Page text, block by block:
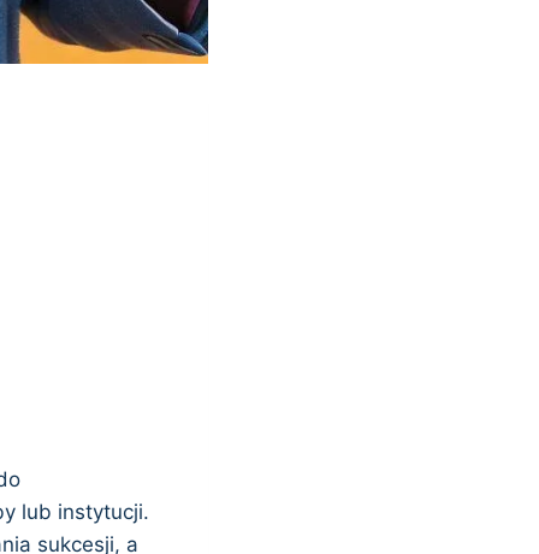
lub instytucji.
sukcesji, a